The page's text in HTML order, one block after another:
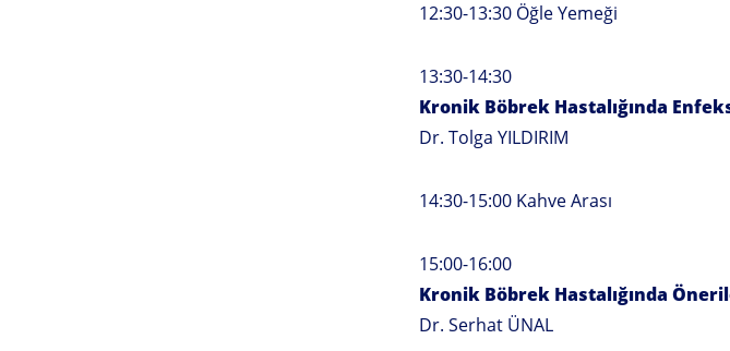
12:30-13:30 Öğle Yemeği
13:30-14:30
Kronik Böbrek Hastalığında
Dr. Tolga YILDIRIM
14:30-15:00 Kahve Arası
15:00-16:00
Kronik Böbrek Hastalığında
Dr. Serhat ÜNAL